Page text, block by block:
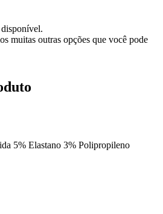
muitas outras opções que você pode
5% Elastano 3% Polipropileno